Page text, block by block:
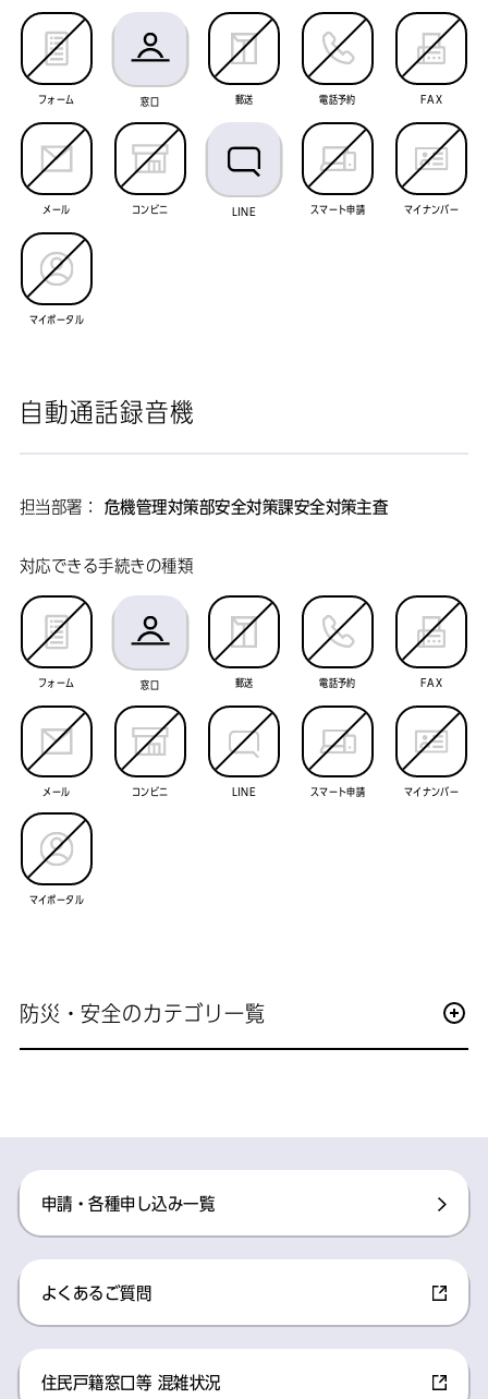
フォーム 窓口 郵送 電話予約 FAX
メール コンビニ LINE スマート申請 マイナンバー
マイポータル
自動通話録音機
担当部署： 危機管理対策部安全対策課安全対策主査
対応できる手続きの種類
フォーム 窓口 郵送 電話予約 FAX
メール コンビニ LINE スマート申請 マイナンバー
マイポータル
防災・安全のカテゴリ一覧
申請・各種申し込み一覧​
よくあるご質問​
住民戸籍窓口等 混雑状況​